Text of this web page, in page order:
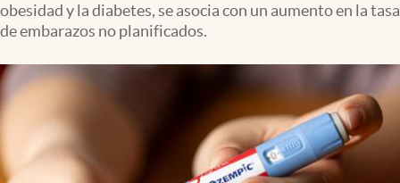
obesidad y la diabetes, se asocia con un aumento en la tasa
de embarazos no planificados.